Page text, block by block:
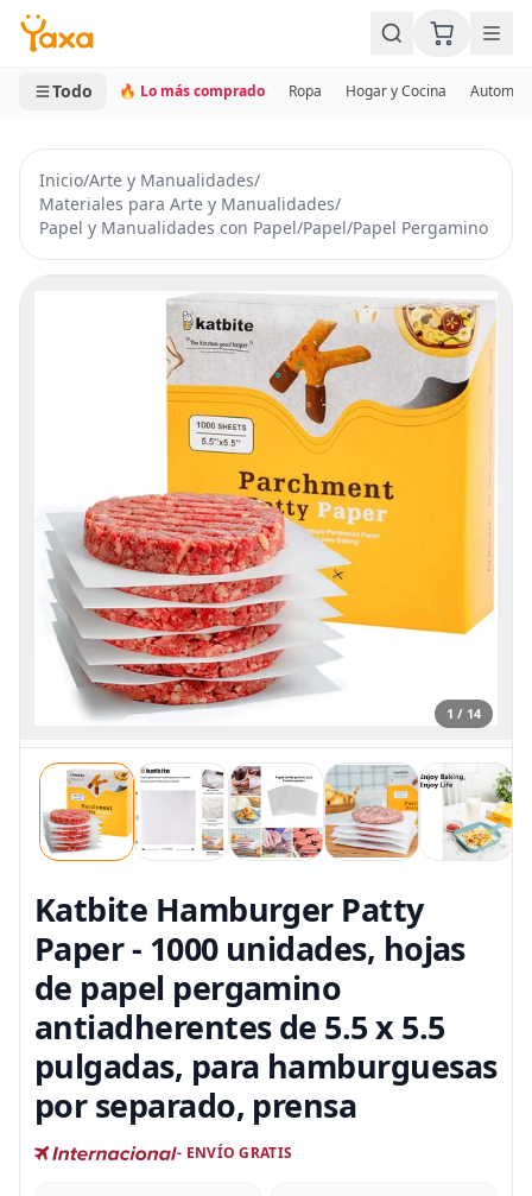
MINI CARRITO
0 productos
Todo 🔥 Lo más comprado Ropa Hogar y Cocina
Inicio/Arte y Manualidades/
Materiales para Arte y Manualidades/
Papel y Manualidades con Papel/Papel/Papel Pergamino
1 / 14
Katbite Hamburger Patty
Paper - 1000 unidades, hojas
de papel pergamino
antiadherentes de 5.5 x 5.5
pulgadas, para hamburguesas
por separado, prensa
- ENVÍO GRATIS